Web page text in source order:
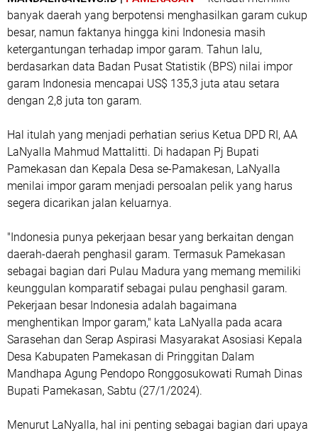
banyak daerah yang berpotensi menghasilkan garam cukup
besar, namun faktanya hingga kini Indonesia masih
ketergantungan terhadap impor garam. Tahun lalu,
berdasarkan data Badan Pusat Statistik (BPS) nilai impor
garam Indonesia mencapai US$ 135,3 juta atau setara
dengan 2,8 juta ton garam.
Hal itulah yang menjadi perhatian serius Ketua DPD RI, AA
LaNyalla Mahmud Mattalitti. Di hadapan Pj Bupati
Pamekasan dan Kepala Desa se-Pamakesan, LaNyalla
menilai impor garam menjadi persoalan pelik yang harus
segera dicarikan jalan keluarnya.
"Indonesia punya pekerjaan besar yang berkaitan dengan
daerah-daerah penghasil garam. Termasuk Pamekasan
sebagai bagian dari Pulau Madura yang memang memiliki
keunggulan komparatif sebagai pulau penghasil garam.
Pekerjaan besar Indonesia adalah bagaimana
menghentikan Impor garam," kata LaNyalla pada acara
Sarasehan dan Serap Aspirasi Masyarakat Asosiasi Kepala
Desa Kabupaten Pamekasan di Pringgitan Dalam
Mandhapa Agung Pendopo Ronggosukowati Rumah Dinas
Bupati Pamekasan, Sabtu (27/1/2024).
Menurut LaNyalla, hal ini penting sebagai bagian dari upaya